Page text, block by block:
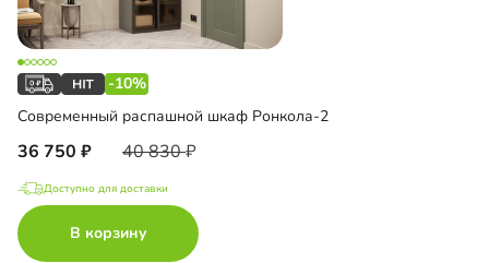
-10%
Современный распашной шкаф Ронкола-2
36 750 40 830
Доступно для доставки
В корзину